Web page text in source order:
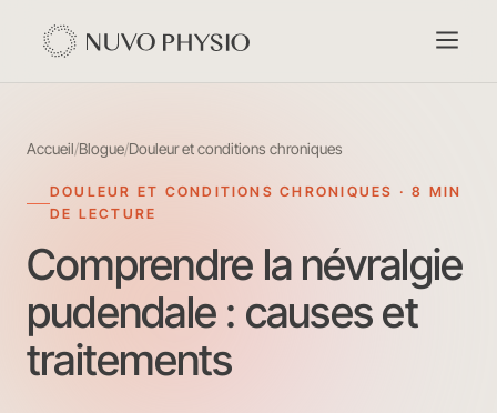
Accueil/Blogue/Douleur et conditions chroniques
DOULEUR ET CONDITIONS CHRONIQUES · 8 MIN
DE LECTURE
Comprendre la névralgie
pudendale : causes et
traitements